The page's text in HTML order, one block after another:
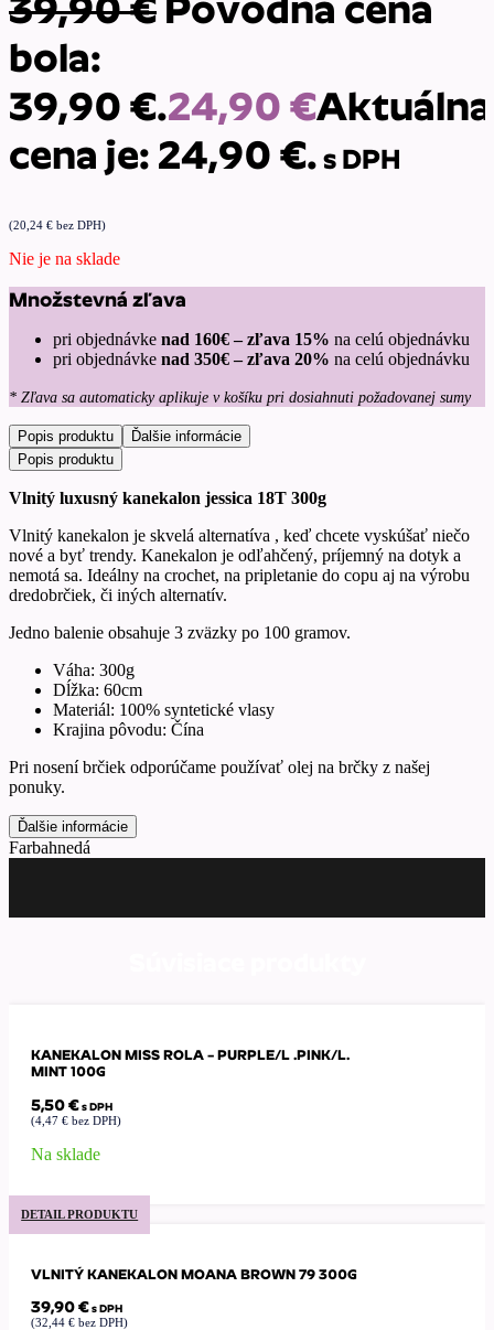
39,90€ Pôvodná cena
bola:
39,90 €.24,90 €Aktuálna
cena je: 24,90 €. s DPH
(20,24 € bez DPH)
Nie je na sklade
Množstevná zľava
pri objednávke nad 160€ – zľava 15% na celú objednávku
pri objednávke nad 350€ – zľava 20% na celú objednávku
* Zľava sa automaticky aplikuje v košíku pri dosiahnuti požadovanej sumy
Popis produktu
Ďalšie informácie
Popis produktu
Vlnitý luxusný kanekalon jessica 18T 300g
Vlnitý kanekalon je skvelá alternatíva , keď chcete vyskúšať niečo
nové a byť trendy. Kanekalon je odľahčený, príjemný na dotyk a
nemotá sa. Ideálny na crochet, na pripletanie do copu aj na výrobu
dredobrčiek, či iných alternatív.
Jedno balenie obsahuje 3 zväzky po 100 gramov.
Váha: 300g
Dĺžka: 60cm
Materiál: 100% syntetické vlasy
Krajina pôvodu: Čína
Pri nosení brčiek odporúčame používať olej na brčky z našej
ponuky.
Ďalšie informácie
Farbahnedá
KANEKALON MISS ROLA – PURPLE/L .PINK/L.
MINT 100G
5,50€s DPH
(4,47 € bez DPH)
Na sklade
DETAIL PRODUKTU
VLNITÝ KANEKALON MOANA BROWN 79 300G
39,90€s DPH
(32,44 € bez DPH)